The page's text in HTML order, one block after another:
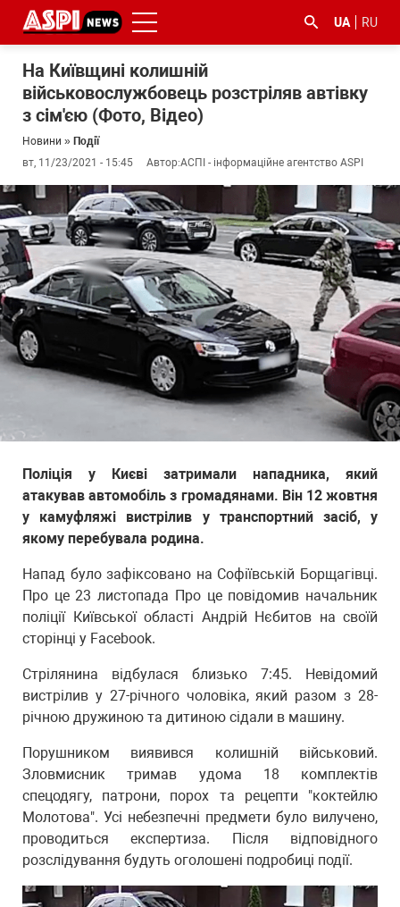
UA RU
На Київщині колишній
військовослужбовець розстріляв автівку
з сім'єю (Фото, Відео)
Новини » Події
вт, 11/23/2021 - 15:45
Автор:АСПІ - інформаційне агентство ASPI
Поліція у Києві затримали нападника, який
атакував автомобіль з громадянами. Він 12 жовтня
у камуфляжі вистрілив у транспортний засіб, у
якому перебувала родина.
Напад було зафіксовано на Софіївській Борщагівці.
Про це 23 листопада Про це повідомив начальник
поліції Київської області Андрій Нєбитов на своїй
сторінці у Facebook.
Стрілянина відбулася близько 7:45. Невідомий
вистрілив у 27-річного чоловіка, який разом з 28-
річною дружиною та дитиною сідали в машину.
Порушником виявився колишній військовий.
Зловмисник тримав удома 18 комплектів
спецодягу, патрони, порох та рецепти "коктейлю
Молотова". Усі небезпечні предмети було вилучено,
проводиться експертиза. Після відповідного
розслідування будуть оголошені подробиці події.
#ООС
#боротьба
з
корупцією
#ДФС #коронавірус